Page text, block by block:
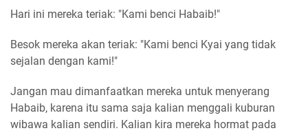
Hari ini mereka teriak: "Kami benci Habaib!"
Besok mereka akan teriak: "Kami benci Kyai yang tidak
sejalan dengan kami!"
Jangan mau dimanfaatkan mereka untuk menyerang
Habaib, karena itu sama saja kalian menggali kuburan
wibawa kalian sendiri. Kalian kira mereka hormat pada